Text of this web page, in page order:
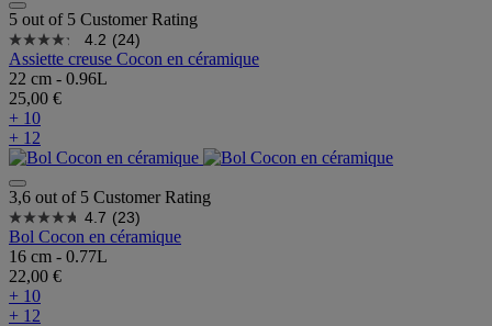
5 out of 5 Customer Rating
4.2 (24)
Assiette creuse Cocon en céramique
22 cm - 0.96L
25,00 €
+ 10
+ 12
3,6 out of 5 Customer Rating
4.7 (23)
Bol Cocon en céramique
16 cm - 0.77L
22,00 €
+ 10
+ 12